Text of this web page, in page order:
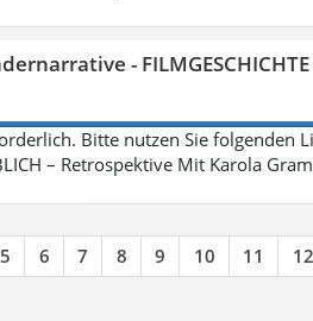
-
Bitte nutzen Sie folgenden
– Retrospektive Mit Karola
5 6 7 8 9 10 11 12